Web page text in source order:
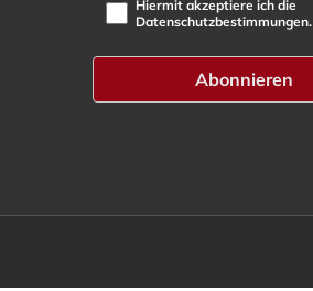
Hiermit akzeptiere ich die
Datenschutzbestimmungen.